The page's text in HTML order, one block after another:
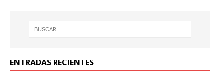
ENTRADAS RECIENTES